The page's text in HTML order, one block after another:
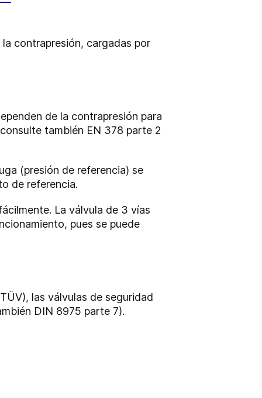
contrapresión, cargadas por
de la contrapresión para
también EN 378 parte 2
(presión de referencia) se
de referencia.
La válvula de 3 vías
pues se puede
las válvulas de seguridad
DIN 8975 parte 7).